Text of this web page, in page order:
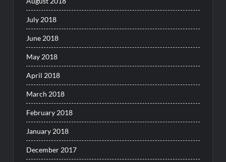
July 2018
June 2018
May 2018
April 2018
March 2018
February 2018
January 2018
December 2017